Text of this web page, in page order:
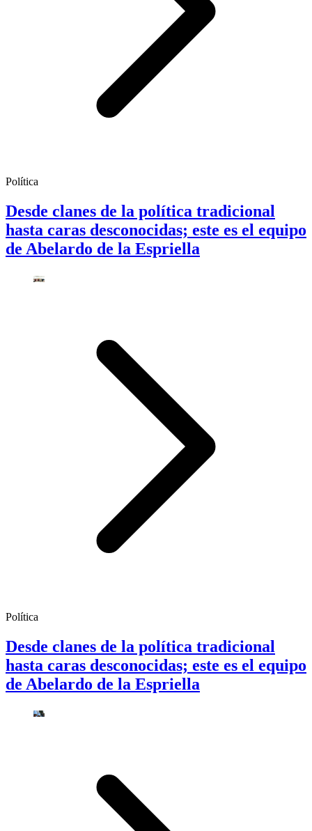
Política
Desde clanes de la política tradicional
hasta caras desconocidas; este es el equipo
de Abelardo de la Espriella
Política
Desde clanes de la política tradicional
hasta caras desconocidas; este es el equipo
de Abelardo de la Espriella